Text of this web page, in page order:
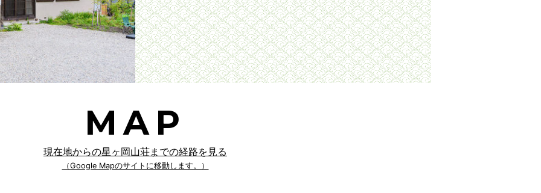
MAP
現在地からの星ヶ岡山荘までの経路を見る
（Google Mapのサイトに移動します。）